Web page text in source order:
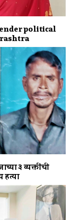
political
३ व्यक्तींची
हत्या